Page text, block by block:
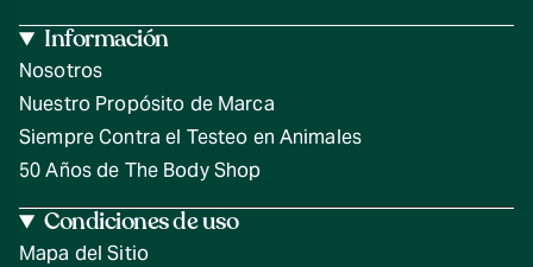
Información
Nosotros
Nuestro Propósito de Marca
Siempre Contra el Testeo en Animales
50 Años de The Body Shop
Condiciones de uso
Mapa del Sitio